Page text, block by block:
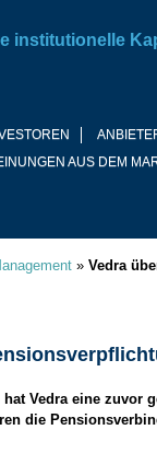
AUS DEM
institutionelle
» Vedra
hat Vedra eine zuvor
die